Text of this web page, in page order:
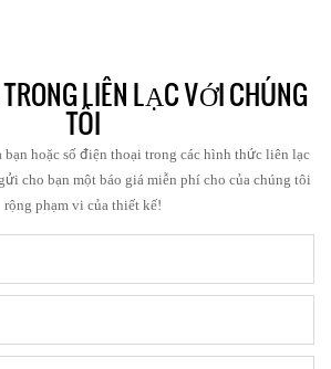
LIÊN LẠC VỚI CHÚNG
TÔI
bạn hoặc số điện thoại trong các hình thức liên lạc
cho bạn một báo giá miễn phí cho của chúng tôi
rộng phạm vi của thiết kế!